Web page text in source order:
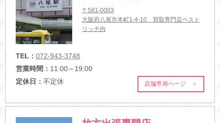
〒581-0003
大阪府八尾市本町1-4-10 買取専門店ベスト
リッチ内
TEL： 072-943-3748
営業時間： 11:00～19:00
定休日： 不定休 店舗専用ページ ＞